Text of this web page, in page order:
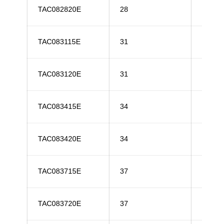
TAC082820E 28
TAC083115E 31
TAC083120E 31
TAC083415E 34
TAC083420E 34
TAC083715E 37
TAC083720E 37